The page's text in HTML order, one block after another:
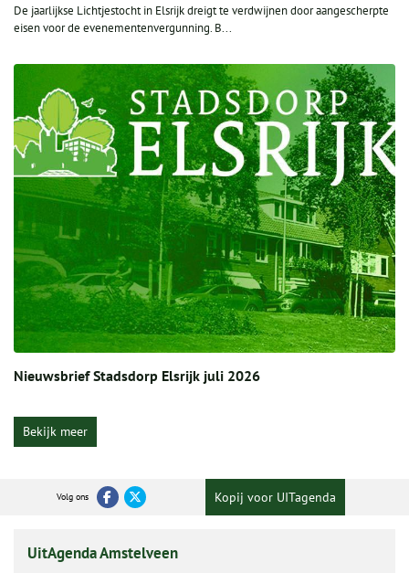
De jaarlijkse Lichtjestocht in Elsrijk dreigt te verdwijnen door aangescherpte
eisen voor de evenementenvergunning. B...
Nieuwsbrief Stadsdorp Elsrijk juli 2026
Bekijk meer
Volg ons Kopij voor UITagenda
UitAgenda Amstelveen